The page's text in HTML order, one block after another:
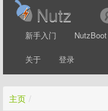
Nutz
新手入门 NutzBoot
关于 登录
主页 /